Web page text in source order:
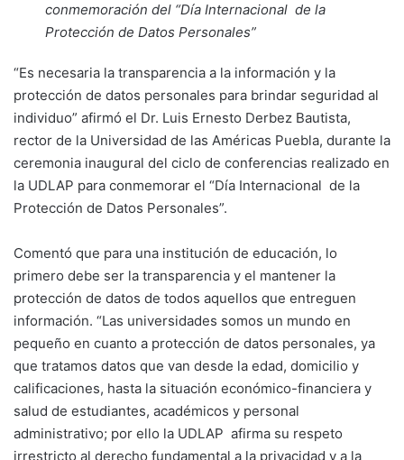
conmemoración del “Día Internacional de la
Protección de Datos Personales”
“Es necesaria la transparencia a la información y la
protección de datos personales para brindar seguridad al
individuo” afirmó el Dr. Luis Ernesto Derbez Bautista,
rector de la Universidad de las Américas Puebla, durante la
ceremonia inaugural del ciclo de conferencias realizado en
la UDLAP para conmemorar el “Día Internacional de la
Protección de Datos Personales”.
Comentó que para una institución de educación, lo
primero debe ser la transparencia y el mantener la
protección de datos de todos aquellos que entreguen
información. “Las universidades somos un mundo en
pequeño en cuanto a protección de datos personales, ya
que tratamos datos que van desde la edad, domicilio y
calificaciones, hasta la situación económico-financiera y
salud de estudiantes, académicos y personal
administrativo; por ello la UDLAP afirma su respeto
irrestricto al derecho fundamental a la privacidad y a la